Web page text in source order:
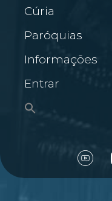
Cúria
Paróquias
Informações
Entrar